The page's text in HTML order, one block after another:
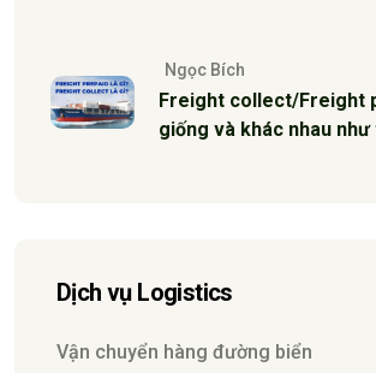
Ngọc Bích
Freight collect/Freight
giống và khác nhau như
Dịch vụ Logistics
Vận chuyển hàng đường biển